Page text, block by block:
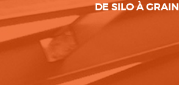
DE SILO À GRAIN